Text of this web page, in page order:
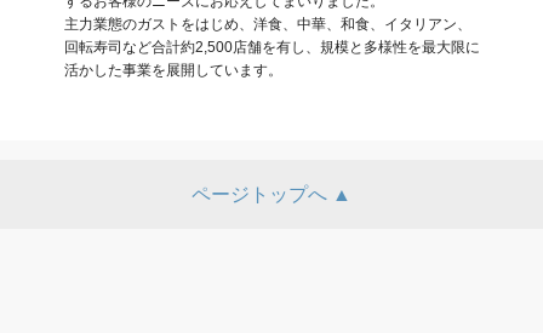
主力業態のガストをはじめ、洋食、中華、和食、イタリアン、
回転寿司など合計約2,500店舗を有し、規模と多様性を最大限に
活かした事業を展開しています。
ページトップへ ▲